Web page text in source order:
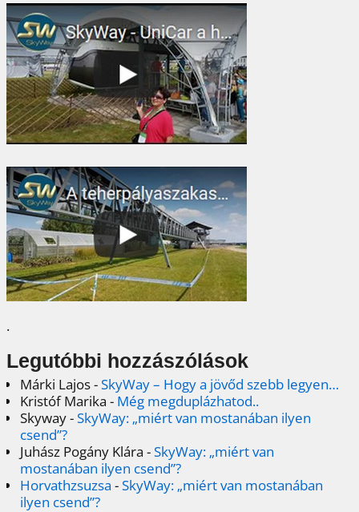
.
Legutóbbi hozzászólások
Márki Lajos-SkyWay – Hogy a jövőd szebb legyen…
Kristóf Marika - Még megduplázhatod..
Skyway-SkyWay: „miért van mostanában ilyen
csend”?
Juhász Pogány Klára -SkyWay: „miért van
mostanában ilyen csend”?
Horvathzsuzsa -SkyWay: „miért van mostanában
ilyen csend”?